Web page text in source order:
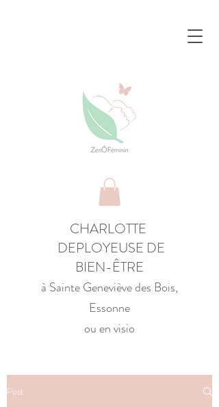
CHARLOTTE
DEPLOYEUSE DE
BIEN-ÊTRE
à Sainte Geneviève des Bois,
Essonne
ou en visio
Post